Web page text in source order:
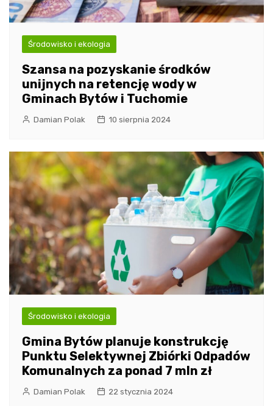
Środowisko i ekologia
Szansa na pozyskanie środków
unijnych na retencję wody w
Gminach Bytów i Tuchomie
Damian Polak 10 sierpnia 2024
Środowisko i ekologia
Gmina Bytów planuje konstrukcję
Punktu Selektywnej Zbiórki Odpadów
Komunalnych za ponad 7 mln zł
Damian Polak 22 stycznia 2024